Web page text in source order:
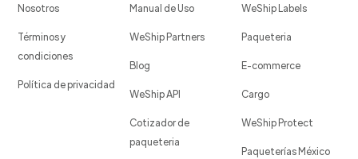
Nosotros
Términos y
condiciones
Política de privacidad
Manual de Uso
WeShip Partners
Blog
WeShip API
Cotizador de
paqueteria
WeShip Labels
Paqueteria
E-commerce
Cargo
WeShip Protect
Paqueterías México